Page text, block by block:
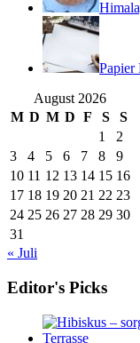
Papier
August 2026
M D M D F S
S
1
2
3
4 5 6 7 8
9
10 11 12 13 14 15 16
17 18 19 20 21 22 23
24 25 26 27 28 29 30
31
« Juli
Editor's Picks